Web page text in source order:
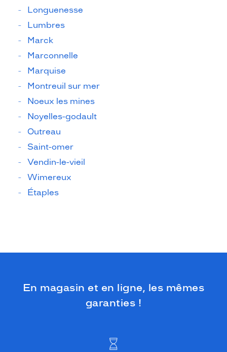
Longuenesse
Lumbres
Marck
Marconnelle
Marquise
Montreuil sur mer
Noeux les mines
Noyelles-godault
Outreau
Saint-omer
Vendin-le-vieil
Wimereux
Étaples
En magasin et en ligne, les mêmes
garanties !